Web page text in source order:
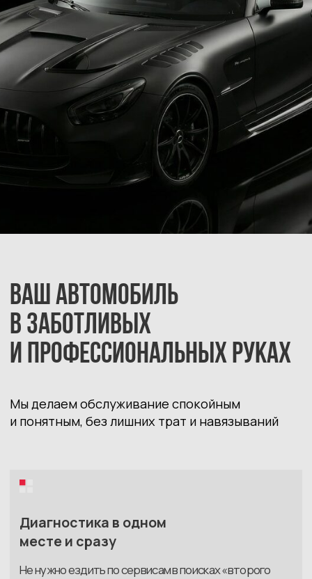
Показываем, что было сделано, даём
Чиним и сообщаем о ходе работ
Сначала проверяем полностью
машину. Потом объясняем простыми
словами, что нужно сделать,
и формируем прозрачную смету
Мы перезваниваем, уточняем
проблему и бронируем время.
Контролируем каждый
шаг: от диагностики
до финальной сдачи авто